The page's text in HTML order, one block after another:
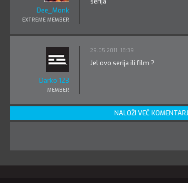
Dee_Monk
EXTREME MEMBER
Darko 123
MEMBER
29.05.2011. 18:39
Jel ovo serija ili film ?
NALOŽI VEČ